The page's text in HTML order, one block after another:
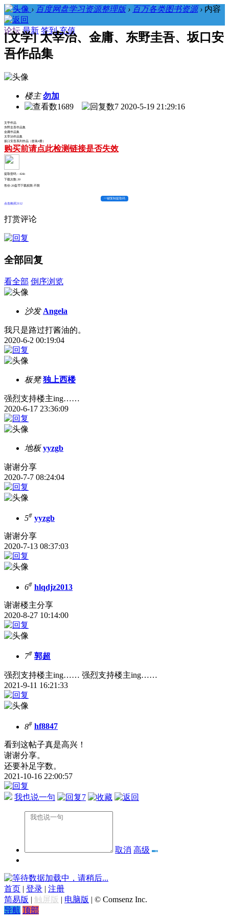
› 百度网盘学习资源整理版 › 百万各类图书资源 › 内容
论坛 最新 签到 充值
[文学] 太宰治、金庸、东野圭吾、坂口安
吾作品集
楼主 勿加
1689
7 2020-5-19 21:29:16
文学作品
东野圭吾作品集
金庸作品集
太宰治作品集
坂口安吾系列作品（套装4册）
购买前请点此检测链接是否失效
提取密码：42sb
下载次数:39
售价:20盘币下载权限:不限
一键复制提取码
点击购买2112
打赏评论
全部回复
看全部 倒序浏览
沙发 Angela
我只是路过打酱油的。
2020-6-2 00:19:04
板凳 独上西楼
强烈支持楼主ing……
2020-6-17 23:36:09
地板 yyzgb
谢谢分享
2020-7-7 08:24:04
5# yyzgb
谢谢分享
2020-7-13 08:37:03
6# hlqdjz2013
谢谢楼主分享
2020-8-27 10:14:00
7# 郭超
强烈支持楼主ing…… 强烈支持楼主ing……
2021-9-11 16:21:33
8# hf8847
看到这帖子真是高兴！
谢谢分享。
还要补足字数。
2021-10-16 22:00:57
我也说一句 7
取消 高级
数据加载中，请稍后...
首页 | 登录 | 注册
简易版 | 触屏版 | 电脑版 | © Comsenz Inc.
导航 顶部